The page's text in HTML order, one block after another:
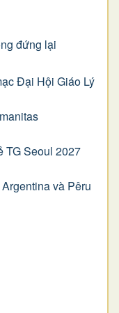
đứng lại
Đại Hội Giáo Lý
TG Seoul 2027
và Pêru